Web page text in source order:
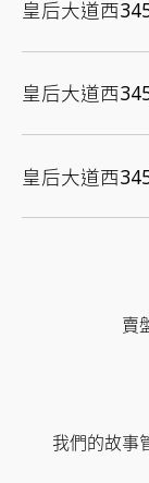
皇后大道西
皇后大道西
皇后大道西
賣
我們的故事